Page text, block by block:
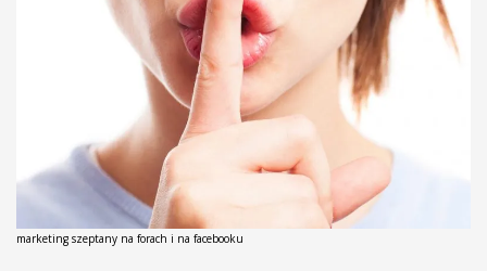
marketing szeptany na forach i na facebooku